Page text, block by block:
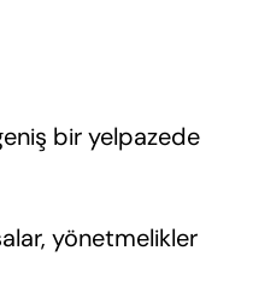
geniş bir yelpazede
yönetmelikler